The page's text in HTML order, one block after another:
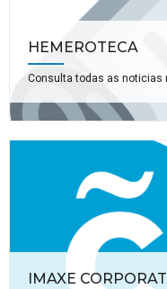
HEMEROTECA
Consulta todas as noticias
IMAXE